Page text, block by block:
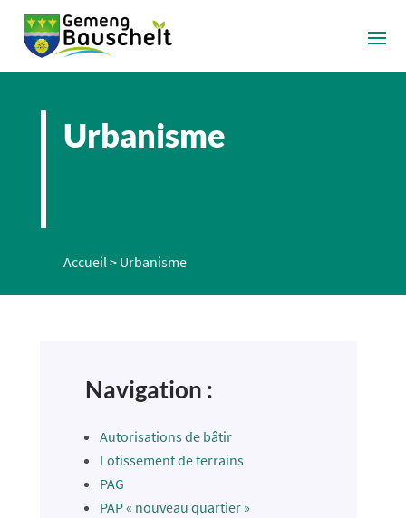
Urbanisme
Accueil> Urbanisme
Navigation :
Autorisations de bâtir
Lotissement de terrains
PAG
PAP « nouveau quartier »